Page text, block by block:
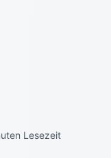
Lesezeit